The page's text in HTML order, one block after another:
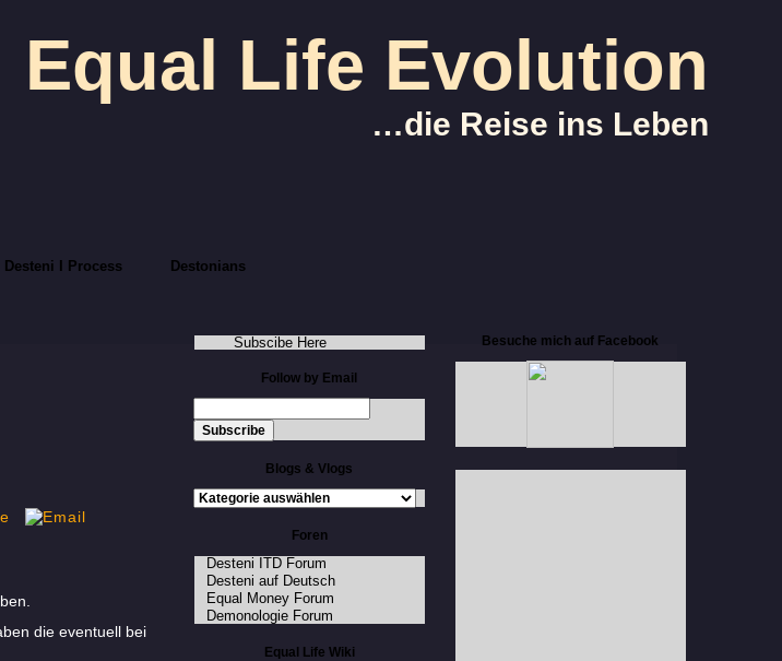
Equal Life Evolution
…die Reise ins Leben
Desteni I Process Destonians
die eventuell bei
Subscibe Here
Follow by Email
Blogs & Vlogs
Foren
Desteni ITD Forum
Desteni auf Deutsch
Equal Money Forum
Demonologie Forum
Equal Life Wiki
Besuche mich auf Facebook